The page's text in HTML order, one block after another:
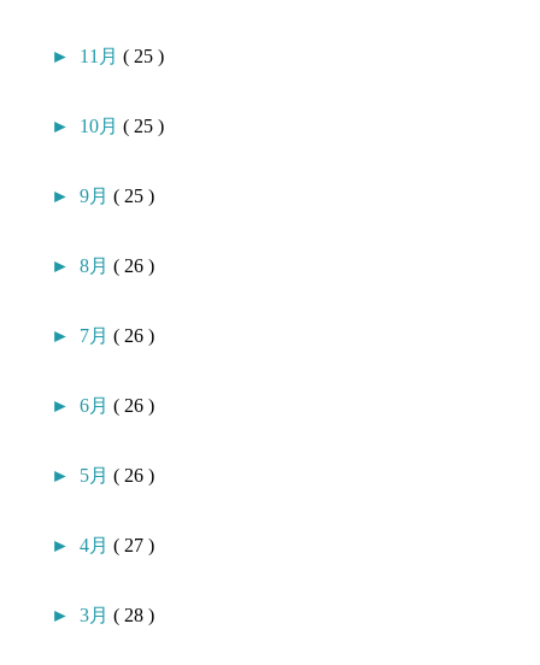
► 11月( 25 )
► 10月( 25 )
►9月( 25 )
►8月( 26 )
► 7月( 26 )
►6月( 26 )
► 5月( 26 )
►4月( 27 )
►3月( 28 )